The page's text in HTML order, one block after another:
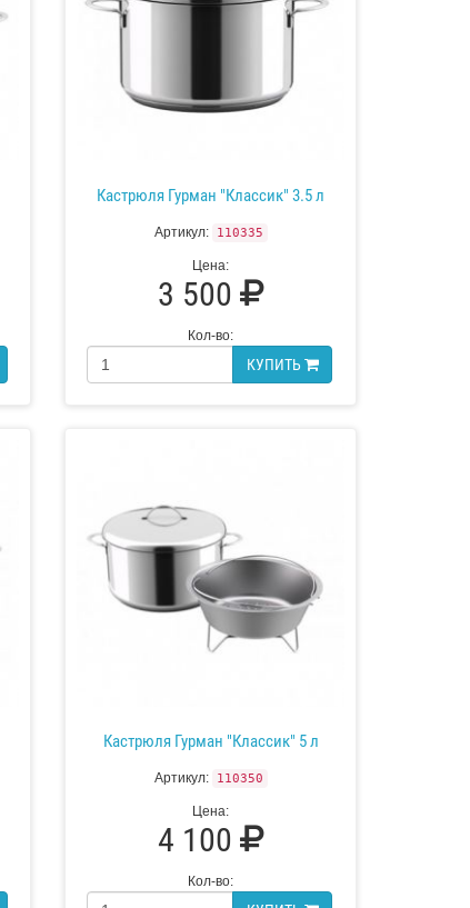
Кастрюля Гурман "Классик" 3.5 л
Артикул: 110335
Цена:
3 500
Кол-во:
КУПИТЬ
Кастрюля Гурман "Классик" 5 л
Артикул: 110350
Цена:
4 100
Кол-во: